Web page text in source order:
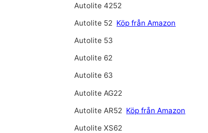
Autolite 4252
Autolite 52 Köp från Amazon
Autolite 53
Autolite 62
Autolite 63
Autolite AG22
Autolite AR52 Köp från Amazon
Autolite XS62